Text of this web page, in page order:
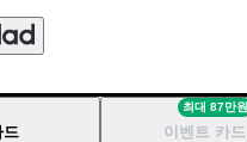
드
최대87만원
이벤트 카드